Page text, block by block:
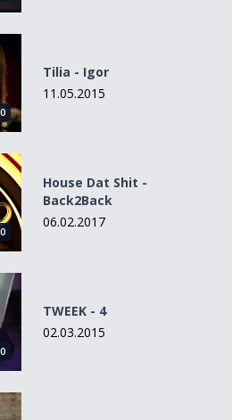
Tilia - Igor
11.05.2015
House Dat Shit -
Back2Back
06.02.2017
TWEEK - 4
02.03.2015